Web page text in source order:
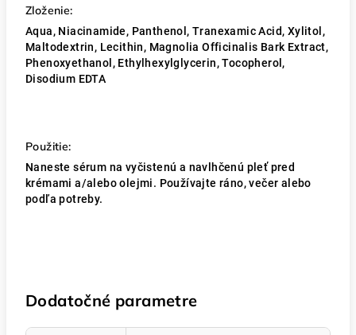
Zloženie:
Aqua, Niacinamide, Panthenol, Tranexamic Acid, Xylitol,
Maltodextrin, Lecithin, Magnolia Officinalis Bark Extract,
Phenoxyethanol, Ethylhexylglycerin, Tocopherol,
Disodium EDTA
Použitie:
Naneste sérum na vyčistenú a navlhčenú pleť pred
krémami a/alebo olejmi. Používajte ráno, večer alebo
podľa potreby.
Dodatočné parametre